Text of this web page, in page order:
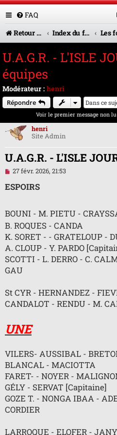
FAQ
Retour vers le site U.A.G.R.
Index du forum
U.A.G.R. - L'ISLE
équipes
Modérateur : henri
Répondre
Voir le premier message non lu
henri
Site Admin
U.A.G.R. - L'ISLE
M
s
s
e
n
o
n
u
27 févr. 2026, 21:53
ESPOIRS
BOUNI - M. PIETU -
B. ROQUES - CANDA
K. SORET - - GRATELOUP -
A. CLOUP - Y. PARDO
SCOTTI - L. DERRO - C.
GAU
St CYR - HERNANDEZ -
CANDALOT - RENDU - M.
UNE
VILERS- AUSSIBAL -
BLANCAL - MACIOTTA
FARET- - NOYER -
GÉLY - SERVAT [Capitaine]
GOZE T. - NONGA IBAA -
CORDIER
LARROQUE - ELOFER -